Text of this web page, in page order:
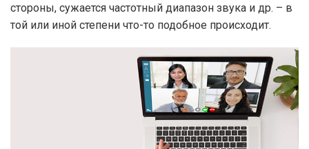
стороны, сужается частотный диапазон звука и др. – в
той или иной степени что-то подобное происходит.